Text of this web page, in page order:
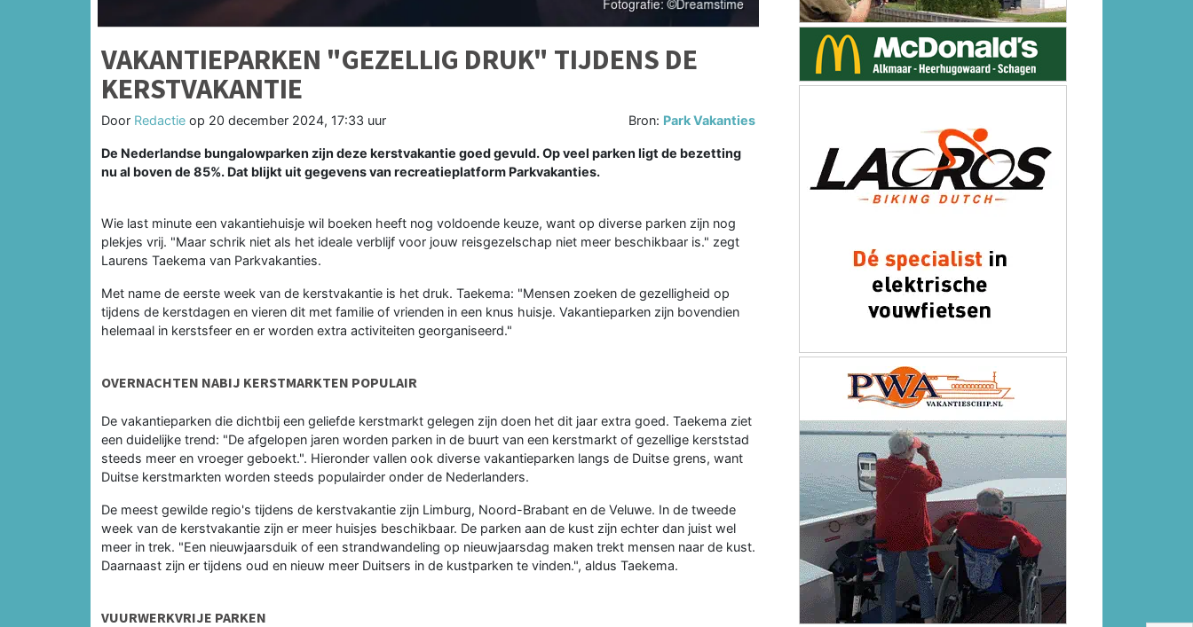
VAKANTIEPARKEN "GEZELLIG DRUK" TIJDENS DE
KERSTVAKANTIE
Door Redactie op 20 december 2024, 17:33 uur Bron: Park Vakanties
De Nederlandse bungalowparken zijn deze kerstvakantie goed gevuld. Op veel parken ligt de bezetting
nu al boven de 85%. Dat blijkt uit gegevens van recreatieplatform Parkvakanties.
Wie last minute een vakantiehuisje wil boeken heeft nog voldoende keuze, want op diverse parken zijn nog
plekjes vrij. "Maar schrik niet als het ideale verblijf voor jouw reisgezelschap niet meer beschikbaar is." zegt
Laurens Taekema van Parkvakanties.
Met name de eerste week van de kerstvakantie is het druk. Taekema: "Mensen zoeken de gezelligheid op
tijdens de kerstdagen en vieren dit met familie of vrienden in een knus huisje. Vakantieparken zijn bovendien
helemaal in kerstsfeer en er worden extra activiteiten georganiseerd."
OVERNACHTEN NABIJ KERSTMARKTEN POPULAIR
De vakantieparken die dichtbij een geliefde kerstmarkt gelegen zijn doen het dit jaar extra goed. Taekema ziet
een duidelijke trend: "De afgelopen jaren worden parken in de buurt van een kerstmarkt of gezellige kerststad
steeds meer en vroeger geboekt.". Hieronder vallen ook diverse vakantieparken langs de Duitse grens, want
Duitse kerstmarkten worden steeds populairder onder de Nederlanders.
De meest gewilde regio's tijdens de kerstvakantie zijn Limburg, Noord-Brabant en de Veluwe. In de tweede
week van de kerstvakantie zijn er meer huisjes beschikbaar. De parken aan de kust zijn echter dan juist wel
meer in trek. "Een nieuwjaarsduik of een strandwandeling op nieuwjaarsdag maken trekt mensen naar de kust.
Daarnaast zijn er tijdens oud en nieuw meer Duitsers in de kustparken te vinden.", aldus Taekema.
VUURWERKVRIJE PARKEN